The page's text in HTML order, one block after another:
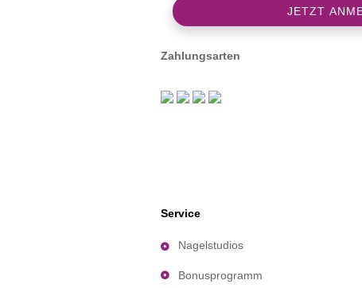
Zahlungsarten
Service
Nagelstudios
Bonusprogramm